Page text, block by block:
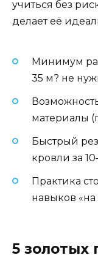
учиться без
делает её
Минимум
35 м? не
материалы
Быстрый
кровли за
Практика
навыков «на
5 золотых